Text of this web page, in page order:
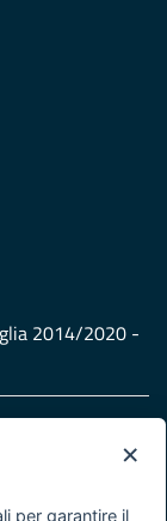
2014/2020 -
×
per garantire il